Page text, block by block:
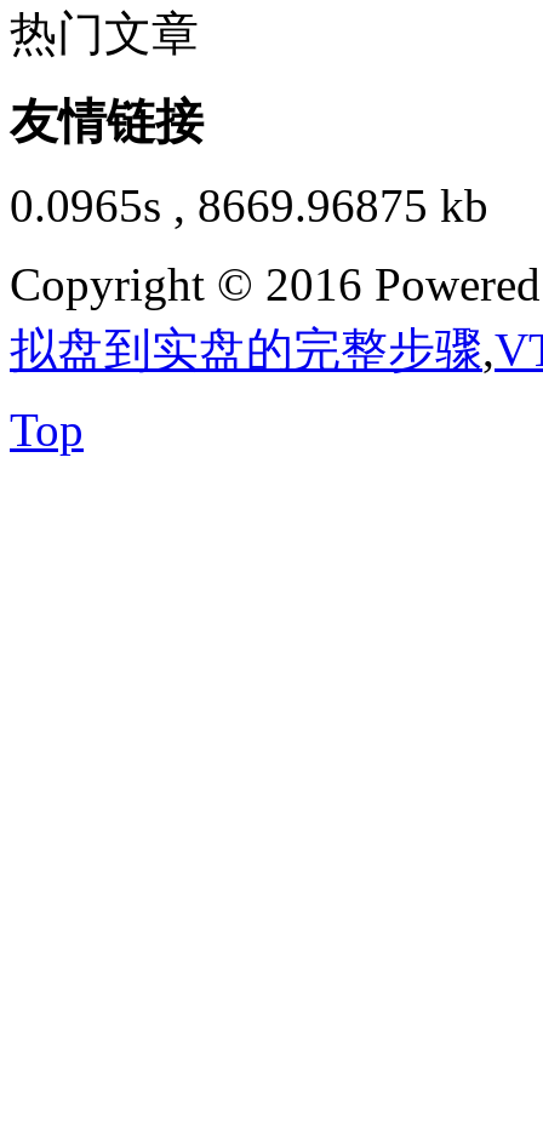
热门文章
友情链接
0.0965s , 8669.96875 kb
Copyright © 2016
拟盘到实盘的完整步骤,
Top